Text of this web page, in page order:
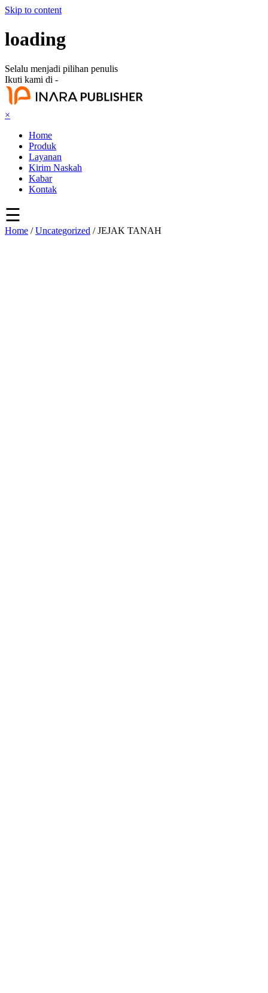
Skip to content
loading
Selalu menjadi pilihan penulis
Ikuti kami di -
×
Home
Produk
Layanan
Kirim Naskah
Kabar
Kontak
☰
Home /Uncategorized / JEJAK TANAH